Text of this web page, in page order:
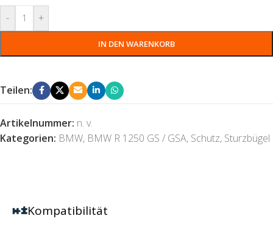
- +
IN DEN WARENKORB
Teilen:
Artikelnummer: n. v.
Kategorien: BMW, BMW R 1250 GS / GSA, Schutz, Sturzbügel
Kompatibilität